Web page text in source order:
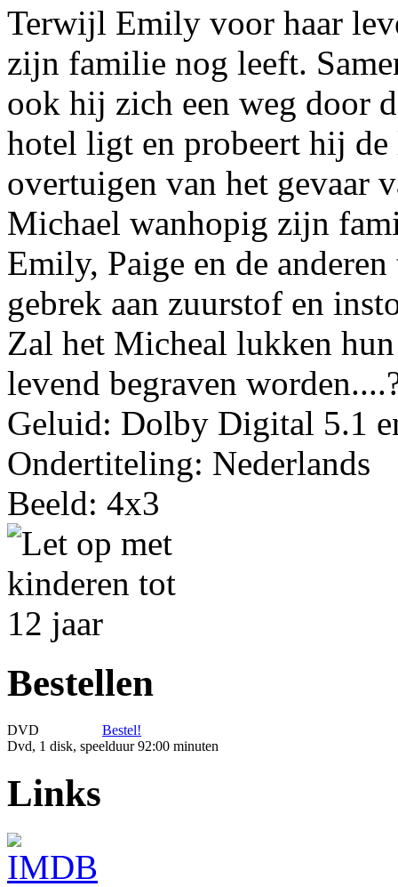
Terwijl Emily voor haar
zijn familie nog leeft.
ook hij zich een weg door
hotel ligt en probeert hij
overtuigen van het gevaar
Michael wanhopig zijn
Emily, Paige en de
gebrek aan zuurstof en
Zal het Micheal lukken
levend begraven
Geluid: Dolby Digital 5.1
Ondertiteling: Nederlands
Beeld: 4x3
Bestellen
DVD
Bestel!
Dvd, 1 disk, speelduur 92:00 minuten
Links